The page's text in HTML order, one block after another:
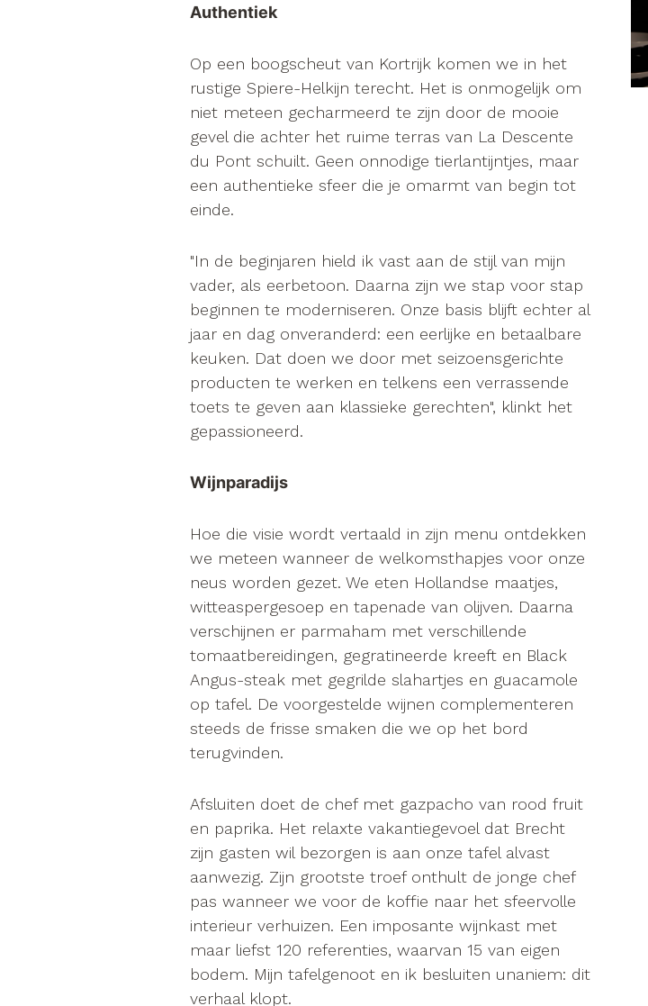
Authentiek
Op een boogscheut van Kortrijk komen we in het
rustige Spiere-Helkijn terecht. Het is onmogelijk om
niet meteen gecharmeerd te zijn door de mooie
gevel die achter het ruime terras van La Descente
du Pont schuilt. Geen onnodige tierlantijntjes, maar
een authentieke sfeer die je omarmt van begin tot
einde.
"In de beginjaren hield ik vast aan de stijl van mijn
vader, als eerbetoon. Daarna zijn we stap voor stap
beginnen te moderniseren. Onze basis blijft echter al
jaar en dag onveranderd: een eerlijke en betaalbare
keuken. Dat doen we door met seizoensgerichte
producten te werken en telkens een verrassende
toets te geven aan klassieke gerechten", klinkt het
gepassioneerd.
Wijnparadijs
Hoe die visie wordt vertaald in zijn menu ontdekken
we meteen wanneer de welkomsthapjes voor onze
neus worden gezet. We eten Hollandse maatjes,
witteaspergesoep en tapenade van olijven. Daarna
verschijnen er parmaham met verschillende
tomaatbereidingen, gegratineerde kreeft en Black
Angus-steak met gegrilde slahartjes en guacamole
op tafel. De voorgestelde wijnen complementeren
steeds de frisse smaken die we op het bord
terugvinden.
Afsluiten doet de chef met gazpacho van rood fruit
en paprika. Het relaxte vakantiegevoel dat Brecht
zijn gasten wil bezorgen is aan onze tafel alvast
aanwezig. Zijn grootste troef onthult de jonge chef
pas wanneer we voor de koffie naar het sfeervolle
interieur verhuizen. Een imposante wijnkast met
maar liefst 120 referenties, waarvan 15 van eigen
bodem. Mijn tafelgenoot en ik besluiten unaniem: dit
verhaal klopt.